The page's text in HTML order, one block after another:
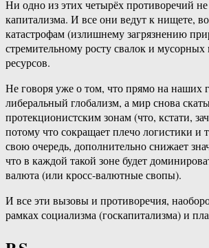
Ни одно из этих четырёх противоречий
капитализма. И все они ведут к нищете,
катастрофам (излишнему загрязнению
стремительному росту свалок и
ресурсов.
Не говоря уже о том, что прямо на наших
либеральный глобализм, а мир снова
протекционистским зонам (что, кстати,
потому что сокращает плечо логистики и
свою очередь, дополнительно снижает
что в каждой такой зоне будет
валюта (или кросс-валютные свопы).
И все эти вызовы и противоречия,
рамках социализма (госкапитализма) и